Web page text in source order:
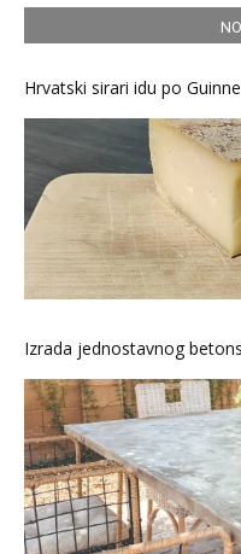
Hrvatski sirari idu po
Izrada jednostavnog